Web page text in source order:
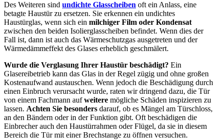
Des Weiteren sind undichte Glasscheiben oft ein Anlass, eine
betagte Haustür zu ersetzen. Sie erkennen ein undichtes
Haustürglas, wenn sich ein milchiger Film oder Kondensat
zwischen den beiden Isolierglasscheiben befindet. Wenn dies der
Fall ist, dann ist auch das Wärmeschutzgas ausgetreten und der
Wärmedämmeffekt des Glases erheblich geschmälert.
Wurde die Verglasung Ihrer Haustür beschädigt? Ein
Glasereibetrieb kann das Glas in der Regel zügig und ohne großen
Kostenaufwand austauschen. Wenn jedoch die Beschädigung durch
einen Einbruch verursacht wurde, raten wir dringend dazu, die Tür
von einem Fachmann aufweitere mögliche Schäden inspizieren zu
lassen. Achten Sie besonders darauf, ob es Mängel am Türschloss,
an den Bändern oder in der Funktion gibt. Oft beschädigen die
Einbrecher auch den Haustürrahmen oder Flügel, da sie in diesem
Bereich die Tür mit einer Brechstange zu öffnen versuchen.